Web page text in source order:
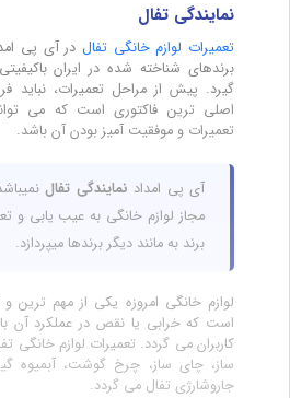
نمایندگی تفال
تعمیرات لوازم خانگی تفال در آی پی
برندهای شناخته شده در ایران
گیرد. پیش از مراحل تعمیرات، نباید
اصلی ترین فاکتوری است که می
تعمیرات و موفقیت آمیز بودن آن باشد.
آی پی امداد نمایندگی تفال
مجاز لوازم خانگی به عیب یابی و
برند به مانند دیگر برندها میپردازد.
لوازم خانگی امروزه یکی از مهم ترین
است که خرابی یا نقص در عملکرد آن
کاربران می گردد. تعمیرات لوازم خانگی
ساز، چای ساز، چرخ گوشت، آبمیوه
جاروشارژی تفال می گردد.